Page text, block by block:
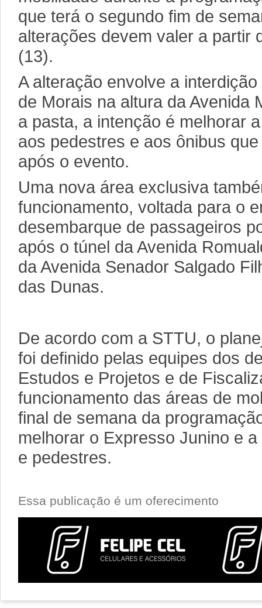
que terá o segundo fim de
alterações devem valer a partir
(13).
A alteração envolve a
de Morais na altura da Avenida
a pasta, a intenção é melhorar
aos pedestres e aos ônibus
após o evento.
Uma nova área exclusiva
funcionamento, voltada para o
desembarque de passageiros
após o túnel da Avenida
da Avenida Senador Salgado
das Dunas.
De acordo com a STTU, o
foi definido pelas equipes dos
Estudos e Projetos e de
funcionamento das áreas de
final de semana da
melhorar o Expresso Junino e
e pedestres.
Essa publicação é um oferecimento